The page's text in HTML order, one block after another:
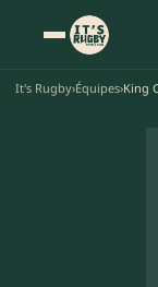
It's Rugby›Équipes›King